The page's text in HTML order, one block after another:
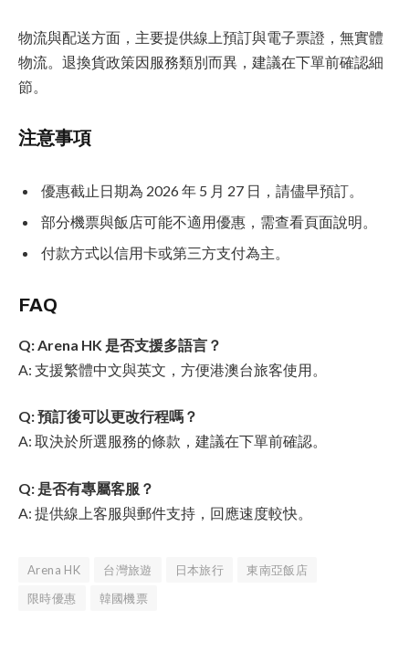
物流與配送方面，主要提供線上預訂與電子票證，無實體
物流。退換貨政策因服務類別而異，建議在下單前確認細
節。
注意事項
優惠截止日期為 2026 年 5 月 27 日，請儘早預訂。
部分機票與飯店可能不適用優惠，需查看頁面說明。
付款方式以信用卡或第三方支付為主。
FAQ
Q: Arena HK 是否支援多語言？
A: 支援繁體中文與英文，方便港澳台旅客使用。
Q: 預訂後可以更改行程嗎？
A: 取決於所選服務的條款，建議在下單前確認。
Q: 是否有專屬客服？
A: 提供線上客服與郵件支持，回應速度較快。
Arena HK 台灣旅遊 日本旅行
東南亞飯店
限時優惠
韓國機票